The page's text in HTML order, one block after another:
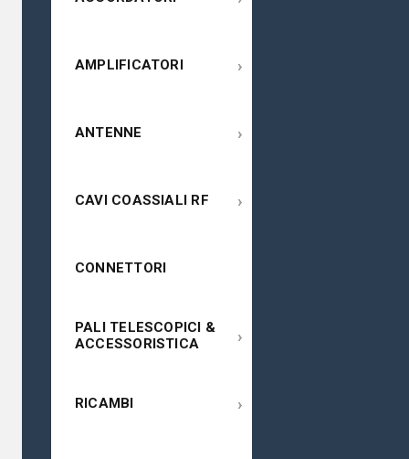
AMPLIFICATORI ›
ANTENNE ›
CAVI COASSIALI RF ›
CONNETTORI
PALI TELESCOPICI &
ACCESSORISTICA
›
RICAMBI ›